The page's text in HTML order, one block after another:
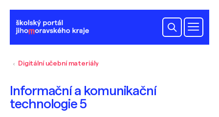
Digitální učební materiály
Informační a komunikační
technologie 5